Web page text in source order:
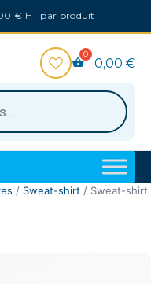
€ HT par produit
0,00 €
/ Sweat-shirt / Sweat-shirt